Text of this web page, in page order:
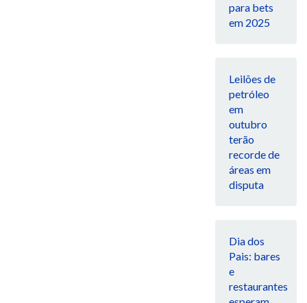
para bets
em 2025
Leilões de
petróleo
em
outubro
terão
recorde de
áreas em
disputa
Dia dos
Pais: bares
e
restaurantes